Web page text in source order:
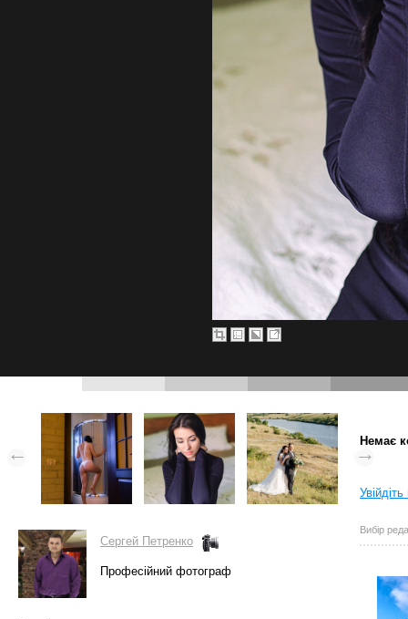
Сергей Петренко
Професійний фотограф
Немає
Вибір